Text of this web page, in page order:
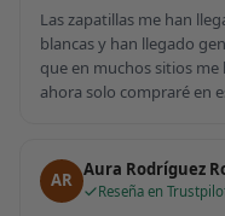
Las zapatillas me han
blancas y han llegado
que en muchos sitios
ahora solo compraré en
AR Aura Rodríguez
Reseña en